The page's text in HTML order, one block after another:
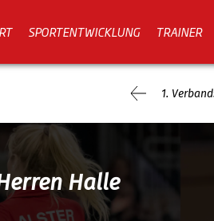
SPORTENTWICKLUNG TRAINER
1.
Halle